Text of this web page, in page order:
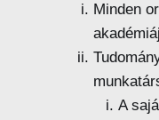
Minden
A